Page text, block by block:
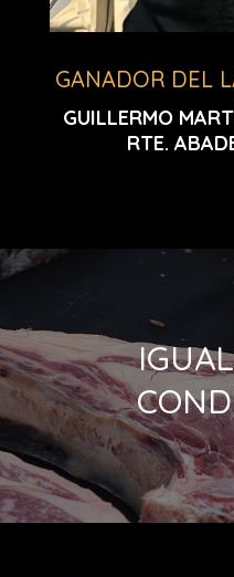
GANADOR DEL
GUILLERMO
RTE.